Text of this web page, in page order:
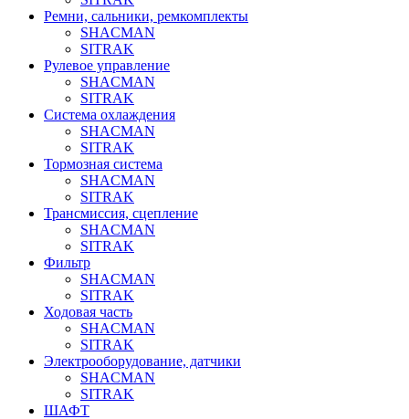
Ремни, сальники, ремкомплекты
SHACMAN
SITRAK
Рулевое управление
SHACMAN
SITRAK
Система охлаждения
SHACMAN
SITRAK
Тормозная система
SHACMAN
SITRAK
Трансмиссия, сцепление
SHACMAN
SITRAK
Фильтр
SHACMAN
SITRAK
Ходовая часть
SHACMAN
SITRAK
Электрооборудование, датчики
SHACMAN
SITRAK
ШАФТ